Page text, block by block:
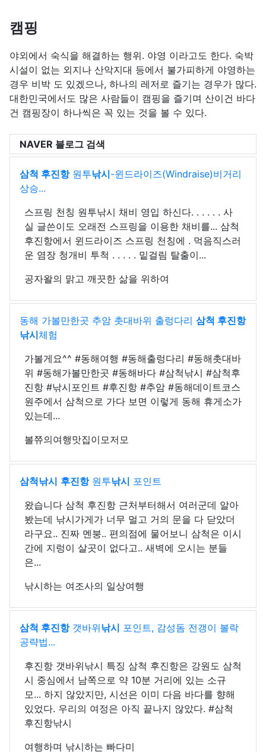
캠핑
야외에서 숙식을 해결하는 행위. 야영 이라고도 한다. 숙박
시설이 없는 외지나 산악지대 등에서 불가피하게 야영하는
경우 비박 도 있겠으나, 하나의 레저로 즐기는 경우가 많다.
대한민국에서도 많은 사람들이 캠핑을 즐기며 산이건 바다
건 캠핑장이 하나씩은 꼭 있는 것을 볼 수 있다.
NAVER 블로그 검색
삼척 후진항원투낚시-윈드라이즈(Windraise)비거리
상승...
스프링 천칭 원투낚시 채비 영입 하신다. . . . . . 사
실 글쓴이도 오래전 스프링을 이용한 채비를... 삼척
후진항에서 윈드라이즈 스프링 천칭에 . 먹음직스러
운 염장 청개비 투척 . . . . . 밑걸림 탈출이...
공자왈의 맑고 깨끗한 삶을 위하여
동해 가볼만한곳 추암 촛대바위 출렁다리 삼척 후진항
낚시체험
가볼게요^^ #동해여행 #동해출렁다리 #동해촛대바
위 #동해가볼만한곳 #동해바다 #삼척낚시 #삼척후
진항 #낚시포인트 #후진항 #추암 #동해데이트코스
원주에서 삼척으로 가다 보면 이렇게 동해 휴게소가
있는데...
볼쮸의여행맛집이모저모
삼척낚시 후진항원투낚시 포인트
왔습니다 삼척 후진항 근처부터해서 여러군데 알아
봤는데 낚시가게가 너무 멀고 거의 문을 다 닫았더
라구요.. 진짜 멘붕.. 편의점에 물어보니 삼척은 이시
간에 지렁이 살곳이 없다고.. 새벽에 오시는 분들
은...
낚시하는 여조사의 일상여행
삼척 후진항갯바위낚시 포인트, 감성돔 전갱이 볼락
공략법...
후진항 갯바위낚시 특징 삼척 후진항은 강원도 삼척
시 중심에서 남쪽으로 약 10분 거리에 있는 소규
모... 하지 않았지만, 시선은 이미 다음 바다를 향해
있었다. 우리의 여정은 아직 끝나지 않았다. #삼척
후진항낚시
여행하며 낚시하는 빠다미